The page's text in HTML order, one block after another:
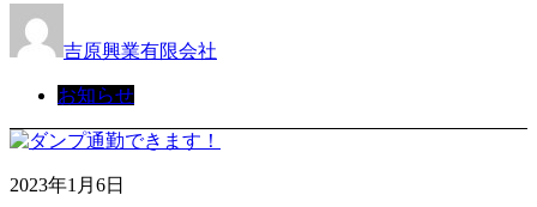
吉原興業有限会社
お知らせ
2023年1月6日